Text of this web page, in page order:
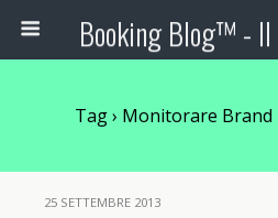
Tag › Monitorare
25 SETTEMBRE 2013